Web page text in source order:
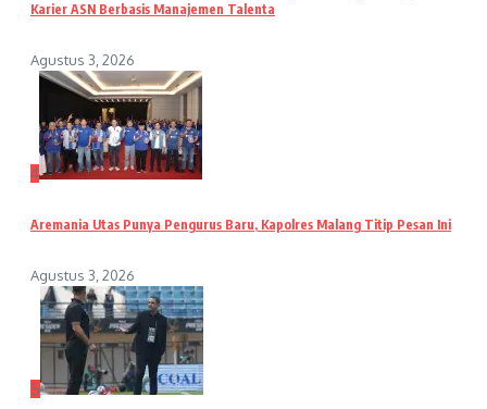
Karier ASN Berbasis Manajemen Talenta
Agustus 3, 2026
4
Aremania Utas Punya Pengurus Baru, Kapolres Malang Titip Pesan Ini
Agustus 3, 2026
5